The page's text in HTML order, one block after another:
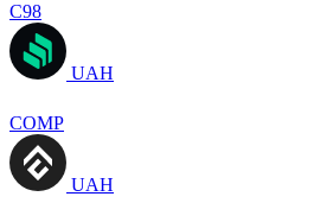
C98
UAH
COMP
UAH